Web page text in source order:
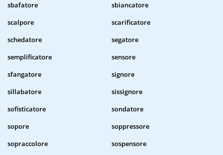
sbafatore
sbiancatore
scalpore
scarificatore
schedatore
segatore
semplificatore
sensore
sfangatore
signore
sillabatore
sissignore
sofisticatore
sondatore
sopore
soppressore
sopraccolore
sospensore